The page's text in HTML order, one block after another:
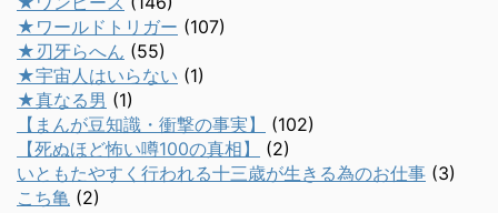
★ワールドトリガー (107)
★刃牙らへん (55)
★宇宙人はいらない (1)
★真なる男 (1)
【まんが豆知識・衝撃の事実】
(102)
【死ぬほど怖い噂100の真相】
(2)
いともたやすく行われる十三歳が生きる為のお仕事 (3)
こち亀 (2)